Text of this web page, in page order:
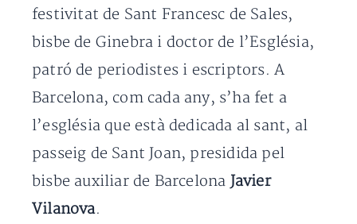
festivitat de Sant Francesc de Sales,
bisbe de Ginebra i doctor de l’Església,
patró de periodistes i escriptors. A
Barcelona, com cada any, s’ha fet a
l’església que està dedicada al sant, al
passeig de Sant Joan, presidida pel
bisbe auxiliar de Barcelona Javier
Vilanova.